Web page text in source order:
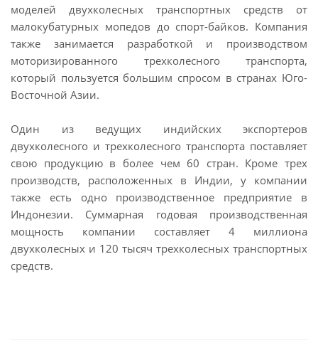
моделей двухколесных транспортных средств от
малокубатурных мопедов до спорт-байков. Компания
также занимается разработкой и производством
моторизированного трехколесного транспорта,
который пользуется большим спросом в странах Юго-
Восточной Азии.
Один из ведущих индийских экспортеров
двухколесного и трехколесного транспорта поставляет
свою продукцию в более чем 60 стран. Кроме трех
производств, расположенных в Индии, у компании
также есть одно производственное предприятие в
Индонезии. Суммарная годовая производственная
мощность компании составляет 4 миллиона
двухколесных и 120 тысяч трехколесных транспортных
средств.